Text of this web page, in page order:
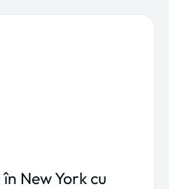
New York cu